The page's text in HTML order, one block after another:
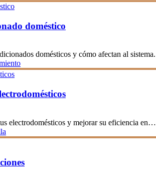
doméstico
domésticos y cómo afectan al sistema.
electrodomésticos y mejorar su eficiencia en…